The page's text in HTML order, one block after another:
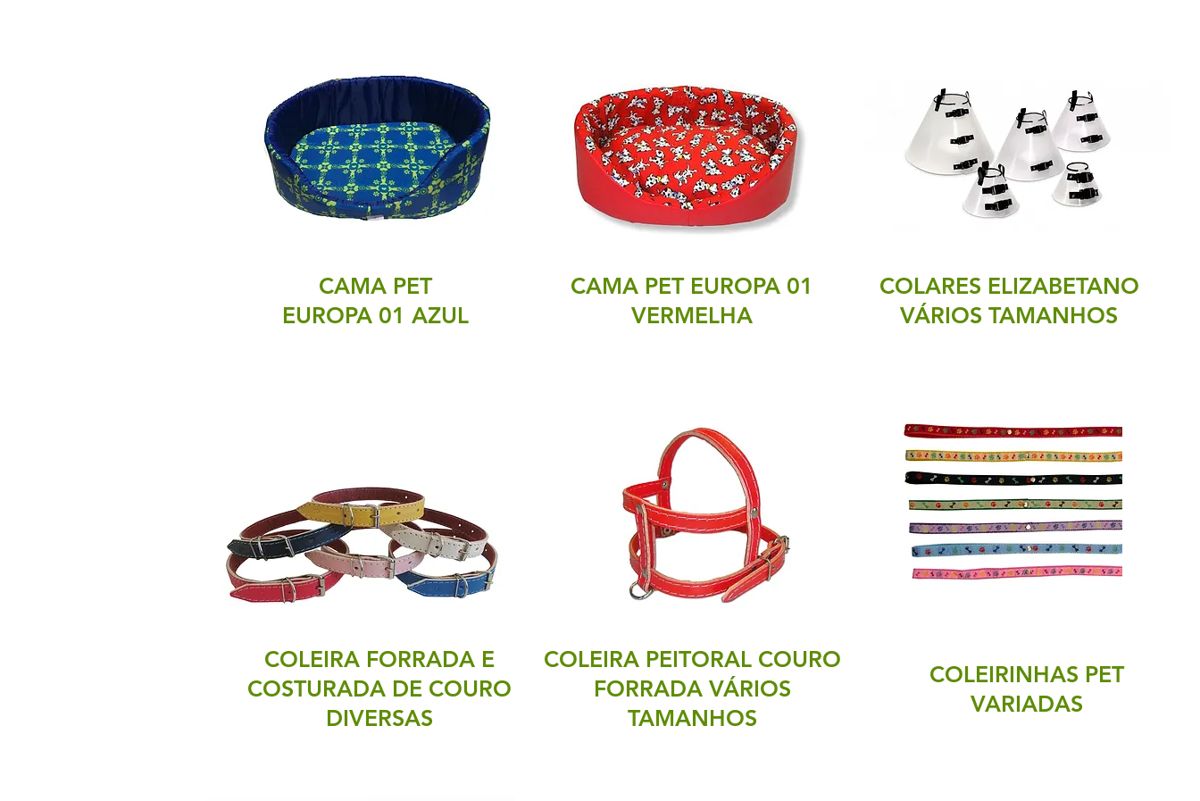
COLEIRA FORRADA E
COSTURADA DE COURO
DIVERSAS
CAMA PET EUROPA 01
VERMELHA
COLARES ELIZABETANO
VÁRIOS TAMANHOS
CAMA PET
EUROPA 01 AZUL
COLEIRA PEITORAL COURO
FORRADA VÁRIOS
TAMANHOS
COLEIRINHAS PET
VARIADAS